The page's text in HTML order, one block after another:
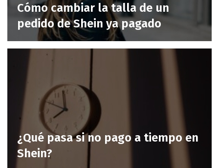
Cómo cambiar la talla de un
pedido de Shein ya pagado
¿Qué pasa si no pago a tiempo en
Shein?